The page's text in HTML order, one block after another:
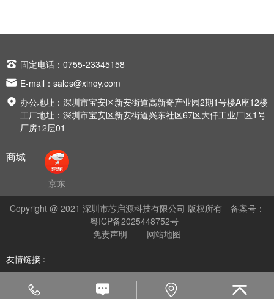
 固定电话：0755-23345158
 E-mail： sales@xinqy.com
 办公地址：深圳市宝安区新安街道高新奇产业园2期1号楼A座12楼
工厂地址：深圳市宝安区新安街道兴东社区67区大仟工业厂区1号
厂房12层01
商城
京东
Copyright @ 2021 深圳市芯启源科技有限公司 版权所有
备案号：
粤ICP备2025448752号
免责声明
网站地图
友情链接 :
   